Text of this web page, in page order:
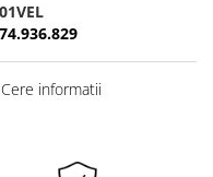
informatii